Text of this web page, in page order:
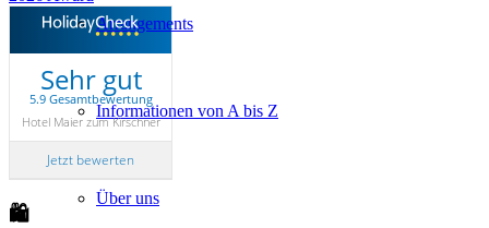
Arrangements
Informationen von A bis Z
Über uns
Sehr gut
5.9 Gesamtbewertung
Hotel Maier zum Kirschner
Jetzt bewerten
🛍